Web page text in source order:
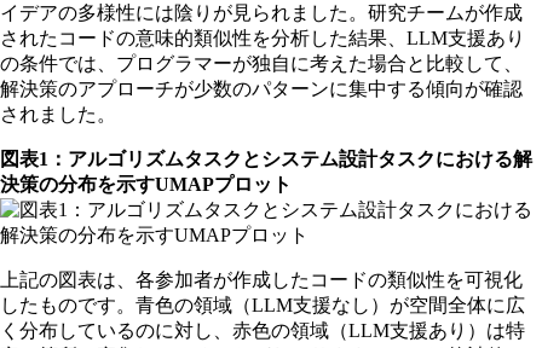
イデアの多様性には陰りが見られました。研究チームが作成
されたコードの意味的類似性を分析した結果、LLM支援あり
の条件では、プログラマーが独自に考えた場合と比較して、
解決策のアプローチが少数のパターンに集中する傾向が確認
されました。
図表1：アルゴリズムタスクとシステム設計タスクにおける解
決策の分布を示すUMAPプロット
上記の図表は、各参加者が作成したコードの類似性を可視化
したものです。青色の領域（LLM支援なし）が空間全体に広
く分布しているのに対し、赤色の領域（LLM支援あり）は特